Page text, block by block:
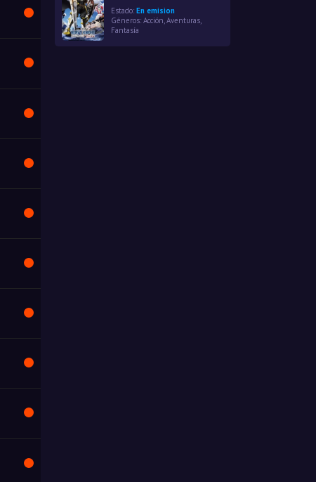
Musou suru
Estado: En emision
Géneros: Acción Aventuras
Fantasía